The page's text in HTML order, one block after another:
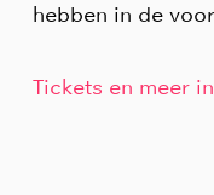
hebben in de
Tickets en meer